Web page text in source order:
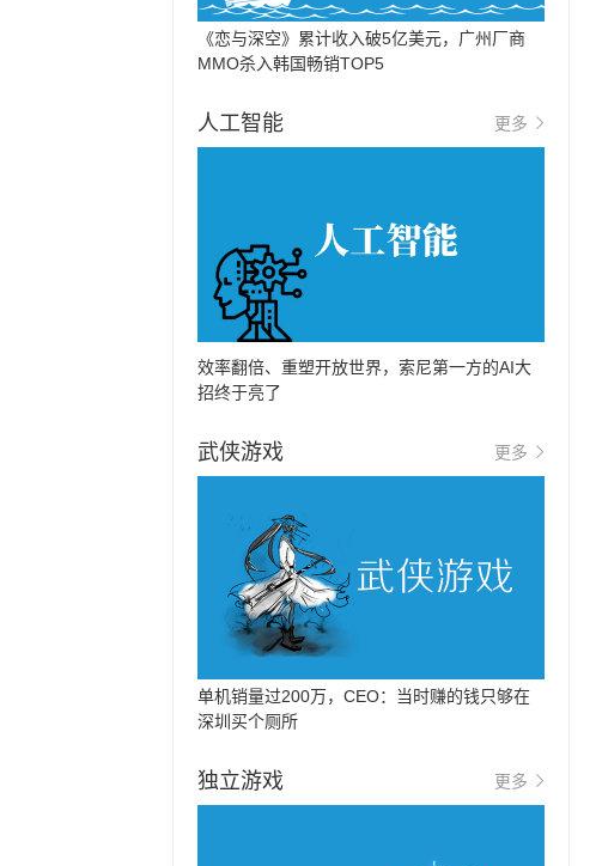
《恋与深空》累计收入破5亿美元，广州厂商
MMO杀入韩国畅销TOP5
人工智能 更多
效率翻倍、重塑开放世界，索尼第一方的AI大
招终于亮了
武侠游戏 更多
单机销量过200万，CEO：当时赚的钱只够在
深圳买个厕所
独立游戏 更多